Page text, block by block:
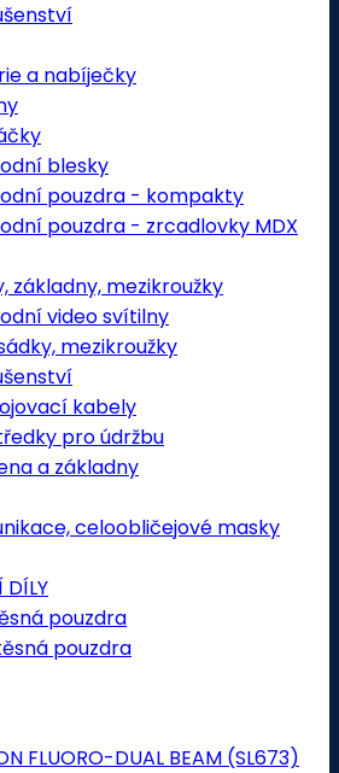
a nabíječky
blesky
pouzdra - kompakty
pouzdra - zrcadlovky MDX
základny, mezikroužky
video svítilny
mezikroužky
kabely
pro údržbu
a základny
celoobličejové masky
DÍLY
pouzdra
pouzdra